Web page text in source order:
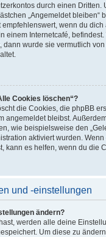
durch einen Dritten.
„Angemeldet bleiben“
wenn du
einem Internetcafé,
dann wurde sie vermutlich
Cookies löschen“?
die Cookies, die phpBB
angemeldet bleibst.
wie beispielsweise den
aktiviert wurden.
kann es helfen, wenn du die
und -einstellungen
ändern?
werden alle deine
Um diese zu